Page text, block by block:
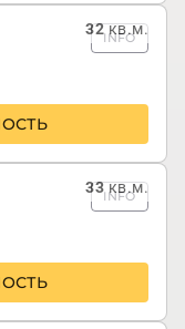
32кв.м.
INFO
33кв.м.
INFO